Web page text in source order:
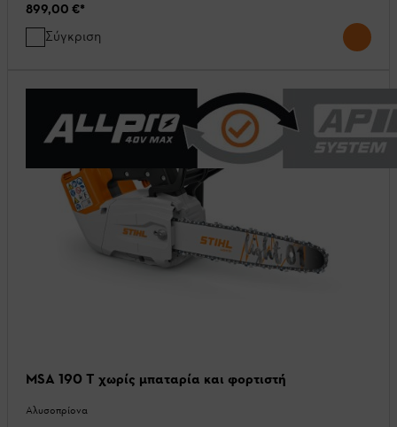
899,00 €*
Σύγκριση
MSA 190 T χωρίς μπαταρία και φορτιστή
Αλυσοπρίονα